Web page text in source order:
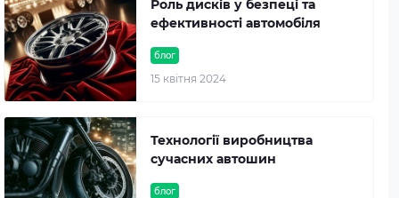
блог
15 квітня 2024
Роль дисків у безпеці та
ефективності автомобіля
блог
Технології виробництва
сучасних автошин